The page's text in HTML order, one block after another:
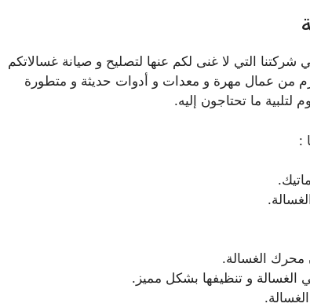
التي لا غنى لكم عنها لتصليح و صيانة غسالاتكم
من عمال مهرة و معدات و أدوات حديثة و متطورة
لتلبية ما تحتاجون إليه.
:
الغسالة.
الغسالة و تنظيفها بشكل مميز.